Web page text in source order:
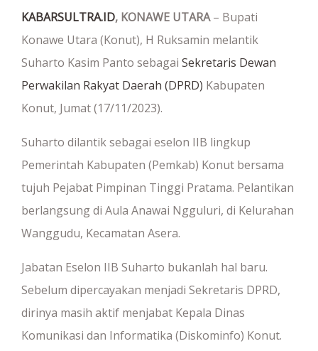
KABARSULTRA.ID, KONAWE UTARA– Bupati
Konawe Utara (Konut), H Ruksamin melantik
Suharto Kasim Panto sebagai Sekretaris Dewan
Perwakilan Rakyat Daerah (DPRD) Kabupaten
Konut, Jumat (17/11/2023).
Suharto dilantik sebagai eselon IIB lingkup
Pemerintah Kabupaten (Pemkab) Konut bersama
tujuh Pejabat Pimpinan Tinggi Pratama. Pelantikan
berlangsung di Aula Anawai Ngguluri, di Kelurahan
Wanggudu, Kecamatan Asera.
Jabatan Eselon IIB Suharto bukanlah hal baru.
Sebelum dipercayakan menjadi Sekretaris DPRD,
dirinya masih aktif menjabat Kepala Dinas
Komunikasi dan Informatika (Diskominfo) Konut.